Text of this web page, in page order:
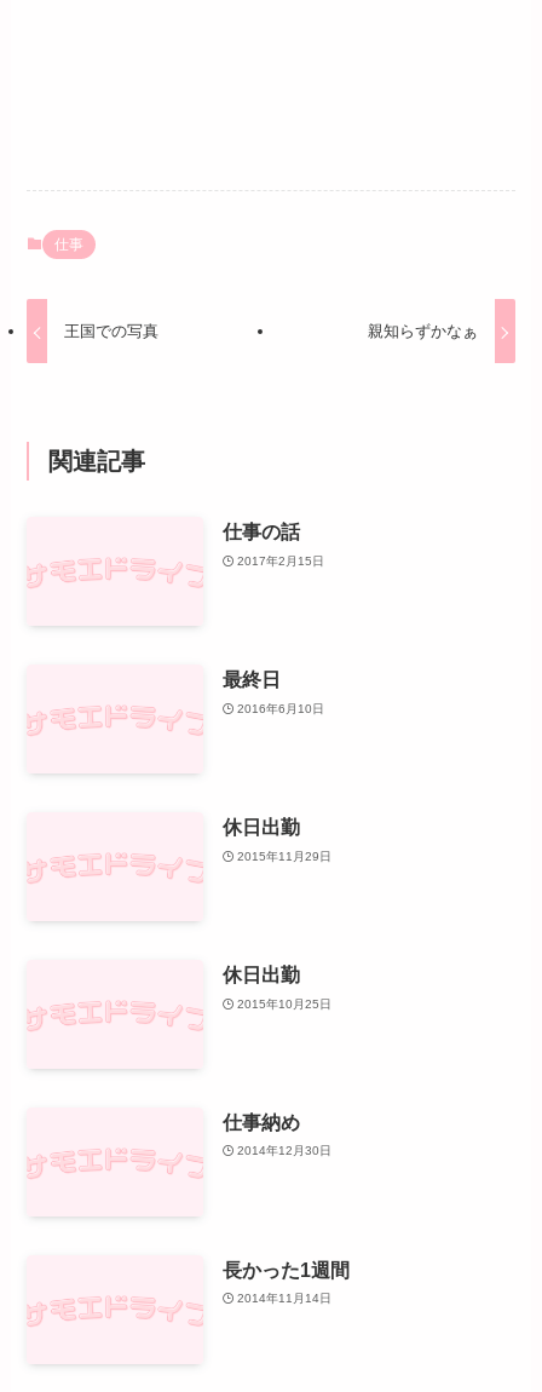
仕事
王国での写真 親知らずかなぁ
関連記事
仕事の話
2017年2月15日
最終日
2016年6月10日
休日出勤
2015年11月29日
休日出勤
2015年10月25日
仕事納め
2014年12月30日
長かった1週間
2014年11月14日